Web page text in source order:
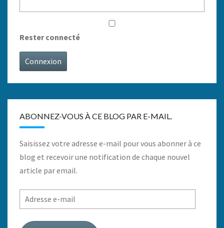
Rester connecté
Connexion
ABONNEZ-VOUS À CE BLOG PAR E-MAIL.
Saisissez votre adresse e-mail pour vous abonner à ce
blog et recevoir une notification de chaque nouvel
article par email.
Adresse
e-
mail